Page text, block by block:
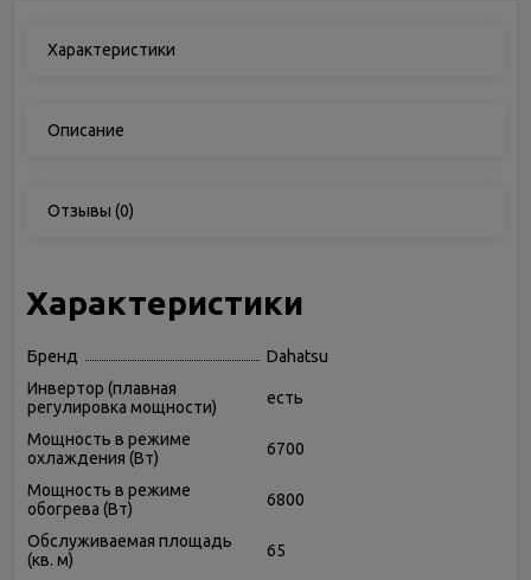
Характеристики
Описание
Отзывы (0)
Характеристики
Бренд
Dahatsu
Инвертор (плавная
регулировка мощности)
есть
Мощность в режиме
охлаждения (Вт)
6700
Мощность в режиме
обогрева (Вт)
6800
Обслуживаемая площадь
(кв. м)
65